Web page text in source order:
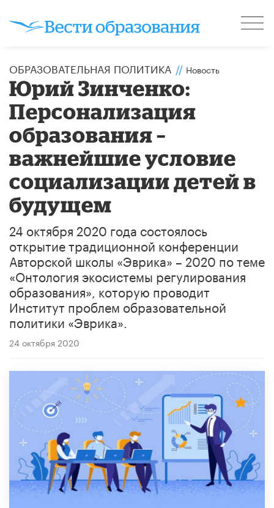
ОБРАЗОВАТЕЛЬНАЯ ПОЛИТИКА // Новость
Юрий Зинченко:
Персонализация
образования –
важнейшие условие
социализации детей в
будущем
24 октября 2020 года состоялось
открытие традиционной конференции
Авторской школы «Эврика» – 2020 по теме
«Онтология экосистемы регулирования
образования», которую проводит
Институт проблем образовательной
политики «Эврика».
24 октября 2020